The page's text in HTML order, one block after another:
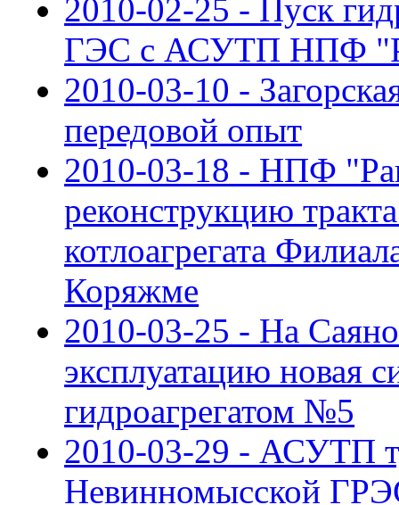
2010-02-25 - Пуск
ГЭС с АСУТП НПФ
2010-03-10 -
передовой опыт
2010-03-18 - НПФ
реконструкцию
котлоагрегата
Коряжме
2010-03-25 - На
эксплуатацию новая
гидроагрегатом №5
2010-03-29 - АСУТП
Невинномысской